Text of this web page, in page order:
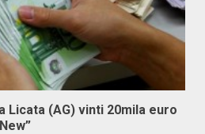
Licata (AG) vinti 20mila euro